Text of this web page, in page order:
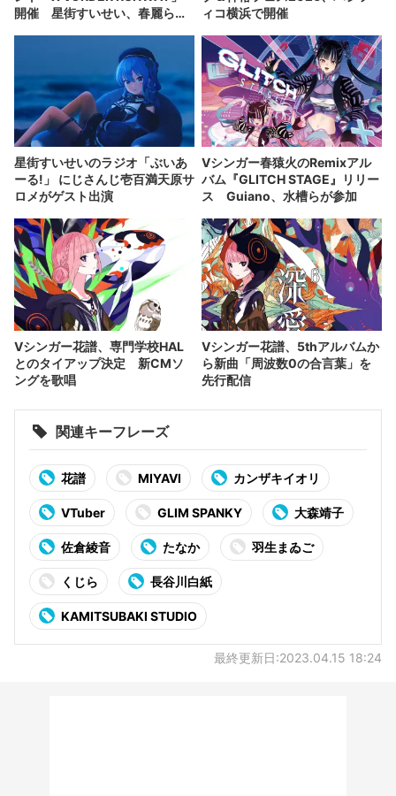
開催 星街すいせい、春麗ら出
ィコ横浜で開催
星街すいせいのラジオ「ぶいあ
ーる!」 にじさんじ壱百満天原サ
ロメがゲスト出演
Vシンガー春猿火のRemixアル
バム『GLITCH STAGE』リリー
ス Guiano、水槽らが参加
Vシンガー花譜、専門学校HAL
とのタイアップ決定 新CMソ
ングを歌唱
Vシンガー花譜、5thアルバムか
ら新曲「周波数0の合言葉」を
先行配信
関連キーフレーズ
花譜 MIYAVI カンザキイオリ
VTuber GLIM SPANKY 大森靖子
佐倉綾音 たなか 羽生まゐご
くじら 長谷川白紙
KAMITSUBAKI STUDIO
最終更新日:2023.04.15 18:24